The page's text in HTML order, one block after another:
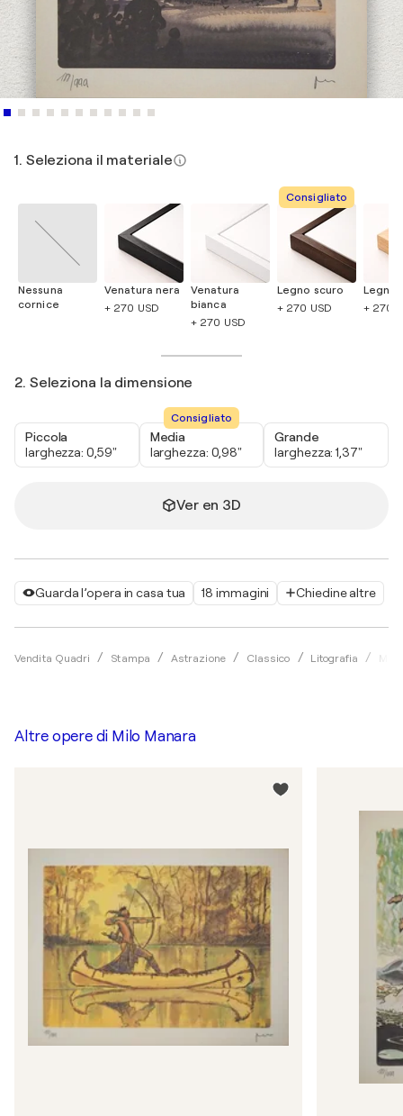
Guarda l’opera in casa tua 18 immagini Chiedine altre
Vendita Quadri Stampa Astrazione Classico Litografia Milo
1. Seleziona il materiale
Nessuna
cornice
Venatura nera
+ 270 USD
Venatura
bianca
+ 270 USD
Consigliato
Legno scuro
+ 270 USD
Legno
+ 270
2. Seleziona la dimensione
Piccola
larghezza: 0,59"
Consigliato
Media
larghezza: 0,98"
Grande
larghezza: 1,37"
Ver en 3D
Altre opere di Milo Manara